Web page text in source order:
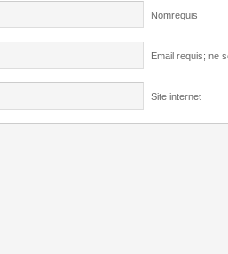
Nomrequis
Email requis; ne
Site internet